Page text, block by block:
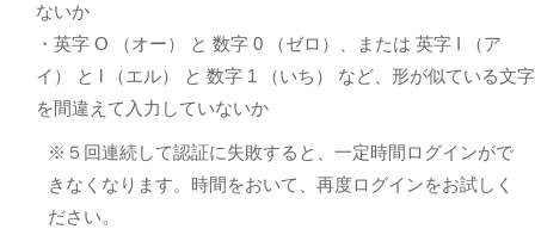
ないか
・英字 O （オー） と 数字 0 （ゼロ）、または 英字 I （ア
イ） と l （エル） と 数字 1 （いち） など、形が似ている文字
を間違えて入力していないか
※５回連続して認証に失敗すると、一定時間ログインがで
きなくなります。時間をおいて、再度ログインをお試しく
ださい。